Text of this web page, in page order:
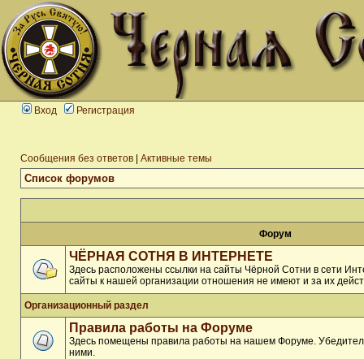
Вход Регистрация
Сообщения без ответов Активные темы
Список форумов
Форум
ЧЁРНАЯ СОТНЯ В ИНТЕРНЕТЕ
Здесь расположены ссылки на сайты Чёрной Сотни в сети
сайты к нашей организации отношения не имеют и за их
Организационный раздел
Правила работы на Форуме
Здесь помещены правила работы на нашем Форуме.
ними.